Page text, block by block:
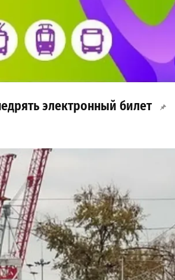
электронный билет